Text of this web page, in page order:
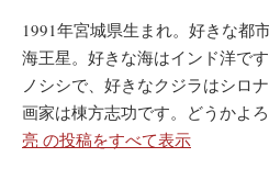
1991年宮城県生まれ。好きな都
海王星。好きな海はインド洋で
ノシシで、好きなクジラはシロ
画家は棟方志功です。どうかよ
亮 の投稿をすべて表示